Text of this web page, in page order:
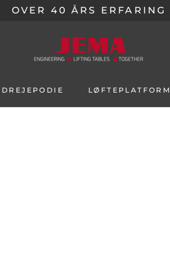
OVER 40 ÅRS ERFARING
DREJEPODIE LØFTEPLATFORM